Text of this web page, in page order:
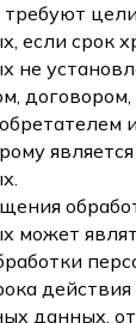
если срок
не
договором,
может
действия
данных,